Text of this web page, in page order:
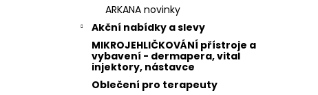
ARKANA novinky
Akční nabídky a slevy
MIKROJEHLIČKOVÁNÍ přístroje a
vybavení - dermapera, vital
injektory, nástavce
Oblečení pro terapeuty
STERILNÍ NÁSTAVCE PRO DERMAPERO
DERMALIGHTPEN A DERMAQUATRO 36
JEHLIČEK